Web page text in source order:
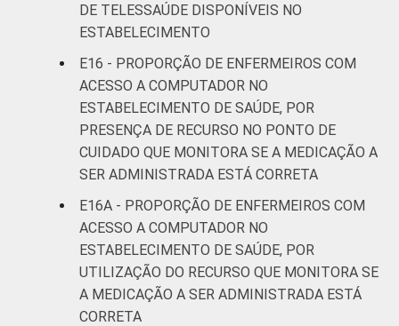
DE TELESSAÚDE DISPONÍVEIS NO
ESTABELECIMENTO
E16 - PROPORÇÃO DE ENFERMEIROS COM
ACESSO A COMPUTADOR NO
ESTABELECIMENTO DE SAÚDE, POR
PRESENÇA DE RECURSO NO PONTO DE
CUIDADO QUE MONITORA SE A MEDICAÇÃO A
SER ADMINISTRADA ESTÁ CORRETA
E16A - PROPORÇÃO DE ENFERMEIROS COM
ACESSO A COMPUTADOR NO
ESTABELECIMENTO DE SAÚDE, POR
UTILIZAÇÃO DO RECURSO QUE MONITORA SE
A MEDICAÇÃO A SER ADMINISTRADA ESTÁ
CORRETA